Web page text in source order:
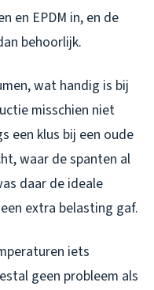
en EPDM in, en de
behoorlijk.
wat handig is bij
misschien niet
een klus bij een oude
waar de spanten al
daar de ideale
extra belasting gaf.
iets
geen probleem als